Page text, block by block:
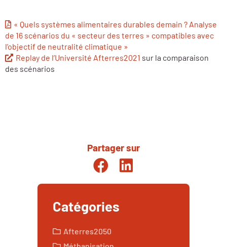
« Quels systèmes alimentaires durables demain ? Analyse
de 16 scénarios du « secteur des terres » compatibles avec
l’objectif de neutralité climatique »
Replay de l’Université Afterres2021 sur la comparaison
des scénarios
Partager sur
Partager sur Facebook
Catégories
Afterres2050